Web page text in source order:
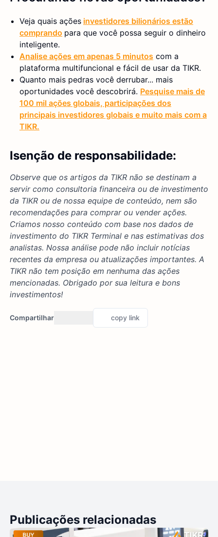
Veja quais ações investidores bilionários estão
comprando para que você possa seguir o dinheiro
inteligente.
Analise ações em apenas 5 minutos com a
plataforma multifuncional e fácil de usar da TIKR.
Quanto mais pedras você derrubar... mais
oportunidades você descobrirá. Pesquise mais de
100 mil ações globais, participações dos
principais investidores globais e muito mais com a
TIKR.
Isenção de responsabilidade:
Observe que os artigos da TIKR não se destinam a
servir como consultoria financeira ou de investimento
da TIKR ou de nossa equipe de conteúdo, nem são
recomendações para comprar ou vender ações.
Criamos nosso conteúdo com base nos dados de
investimento do TIKR Terminal e nas estimativas dos
analistas. Nossa análise pode não incluir notícias
recentes da empresa ou atualizações importantes. A
TIKR não tem posição em nenhuma das ações
mencionadas. Obrigado por sua leitura e bons
investimentos!
Compartilhar copy link
Publicações relacionadas